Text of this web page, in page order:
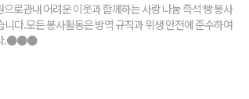
로관내 어려운 이웃과 함께하는 사랑 나눔 즉석 빵 봉사
다.모든 봉사활동은 방역 규칙과 위생 안전에 준수하여
다.●●●